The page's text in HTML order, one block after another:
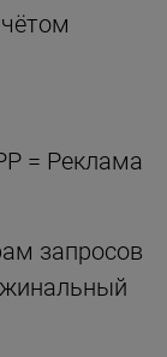
= Реклама
запросов